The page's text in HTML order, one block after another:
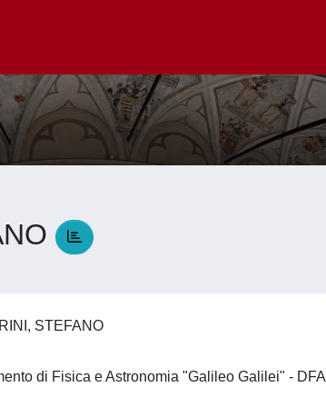
STEFANO
di Fisica e Astronomia "Galileo Galilei" - DFA